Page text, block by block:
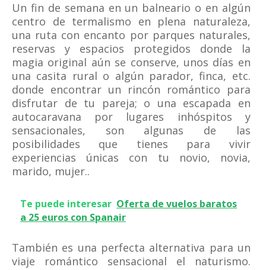
Un fin de semana en un balneario o en algún
centro de termalismo en plena naturaleza,
una ruta con encanto por parques naturales,
reservas y espacios protegidos donde la
magia original aún se conserve, unos días en
una casita rural o algún parador, finca, etc.
donde encontrar un rincón romántico para
disfrutar de tu pareja; o una escapada en
autocaravana por lugares inhóspitos y
sensacionales, son algunas de las
posibilidades que tienes para vivir
experiencias únicas con tu novio, novia,
marido, mujer..
Te puede interesar Oferta de vuelos baratos
a 25 euros con Spanair
También es una perfecta alternativa para un
viaje romántico sensacional el naturismo.